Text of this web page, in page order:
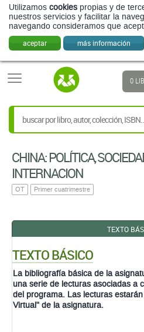
Utilizamos cookies propias y de
nuestros servicios y facilitar la
navegando consideramos que
aceptar más información
0
CHINA: POLÍTICA,
INTERNACION
OT Primer cuatrimestre
TEXTO
TEXTO BÁSICO
La bibliografía básica de la
una serie de lecturas asociadas a
del programa. Las lecturas
Virtual" de la asignatura.